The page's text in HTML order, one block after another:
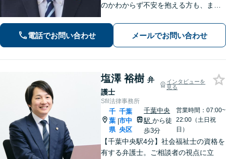
のかわからず不安を抱える方も、まず
故：軽微に見えるケガでも、裁判基準
で算定すれば賠償額が大幅に増額され
る可能性があります【土・夜間のご相
談可】
電話でお問い合わせ メールでお問い合わせ
塩澤 裕樹 弁
護士
インタビューを
見る
Sfil法律事務所
千
葉
県
|
千葉
市中
央区
千葉中央
駅から徒
歩3分
営業時間：07:00~
22:00（土日祝
日）
【千葉中央駅4分】社会福祉士の資格を
有する弁護士。ご相談者の視点に立